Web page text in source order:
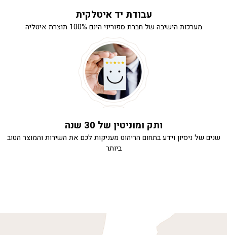
עבודת יד איטלקית
מערכות הישיבה של חברת ספוריני הינם 100% תוצרת איטליה
ותק ומוניטין של 30 שנה
שנים של ניסיון וידע בתחום הריהוט מעניקות לכם את השירות והמוצר הטוב
ביותר